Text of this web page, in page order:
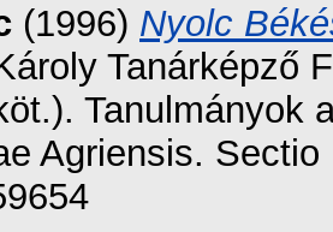
(1996) Nyolc
Tanárképző
Tanulmányok
Agriensis.